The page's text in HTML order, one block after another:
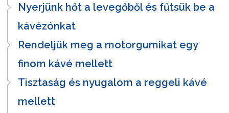
Nyerjünk hőt a levegőből és fűtsük be a
kávézónkat
Rendeljük meg a motorgumikat egy
finom kávé mellett
Tisztaság és nyugalom a reggeli kávé
mellett